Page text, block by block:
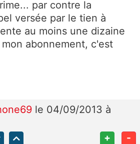
par contre la
versée par le tien à
au moins une dizaine
abonnement, c'est
le 04/09/2013 à
+ -